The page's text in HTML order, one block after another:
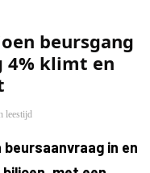
beursgang
klimt en
leestijd
in en